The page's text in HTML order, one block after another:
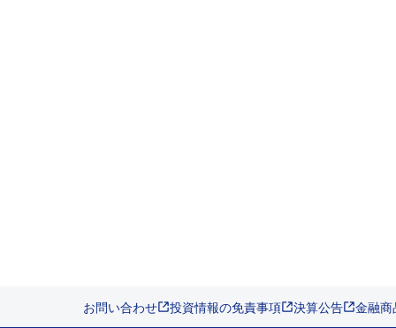
お問い合わせ 投資情報の免責事項 決算公告 金融